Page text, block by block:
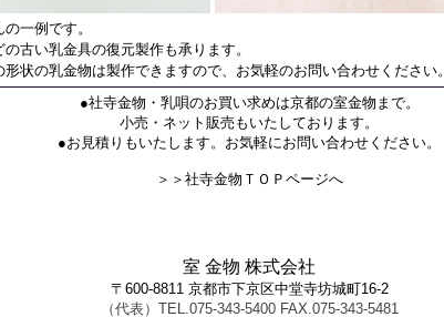
一例です。
古い乳金具の復元製作も承ります。
形状の乳金物は製作できますので、お気軽のお問い合わせください。
●社寺金物・乳唄のお買い求めは京都の室金物まで。
小売・ネット販売もいたしております。
●お見積りもいたします。お気軽にお問い合わせください。
＞＞社寺金物ＴＯＰページへ
室 金物 株式会社
〒600-8811 京都市下京区中堂寺坊城町16-2
（代表）TEL.075-343-5400 FAX.075-343-5481